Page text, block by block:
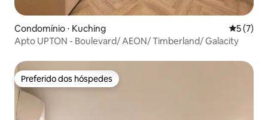
Condomínio ⋅ Kuching 5 de
5 (7)
Apto UPTON - Boulevard/ AEON/ Timberland/ Galacity
Preferido dos hóspedes
Preferido dos hóspedes